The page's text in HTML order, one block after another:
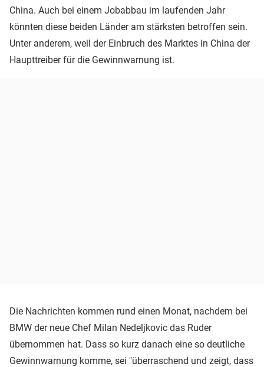
China. Auch bei einem Jobabbau im laufenden Jahr
könnten diese beiden Länder am stärksten betroffen sein.
Unter anderem, weil der Einbruch des Marktes in China der
Haupttreiber für die Gewinnwarnung ist.
Die Nachrichten kommen rund einen Monat, nachdem bei
BMW der neue Chef Milan Nedeljkovic das Ruder
übernommen hat. Dass so kurz danach eine so deutliche
Gewinnwarnung komme, sei "überraschend und zeigt, dass